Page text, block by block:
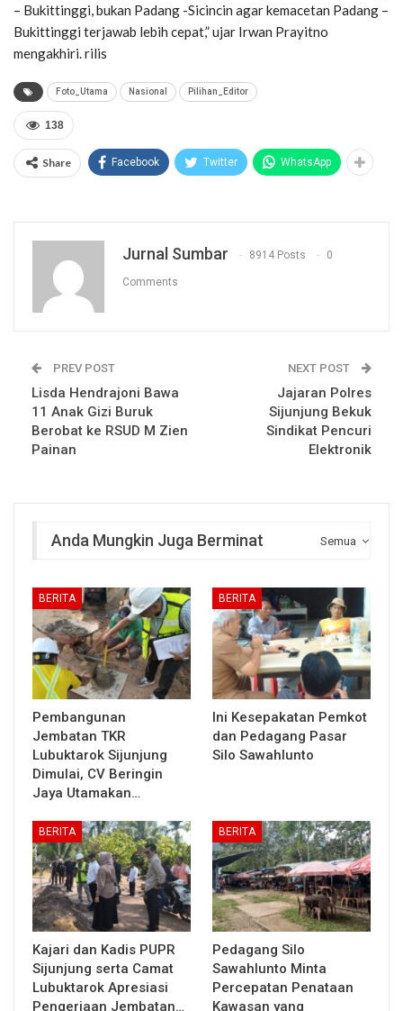
– Bukittinggi, bukan Padang -Sicincin agar kemacetan Padang –
Bukittinggi terjawab lebih cepat,” ujar Irwan Prayitno
mengakhiri. rilis
Foto_Utama Nasional Pilihan_Editor
138
Share Facebook Twitter WhatsApp
Jurnal Sumbar 8914 Posts 0
Comments
PREV POST
Lisda Hendrajoni Bawa
11 Anak Gizi Buruk
Berobat ke RSUD M Zien
Painan
NEXT POST
Jajaran Polres
Sijunjung Bekuk
Sindikat Pencuri
Elektronik
Semua
Anda Mungkin Juga Berminat
BERITA
Pembangunan
Jembatan TKR
Lubuktarok Sijunjung
Dimulai, CV Beringin
Jaya Utamakan…
BERITA
Ini Kesepakatan Pemkot
dan Pedagang Pasar
Silo Sawahlunto
BERITA
Kajari dan Kadis PUPR
Sijunjung serta Camat
Lubuktarok Apresiasi
Pengerjaan Jembatan…
BERITA
Pedagang Silo
Sawahlunto Minta
Percepatan Penataan
Kawasan yang